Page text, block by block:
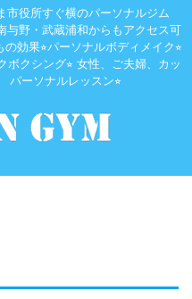
市役所すぐ横のパーソナルジム
与野・武蔵浦和からもアクセス可
効果⭐︎パーソナルボディメイク⭐︎
クシング⭐︎ 女性、ご夫婦、カッ
パーソナルレッスン⭐︎